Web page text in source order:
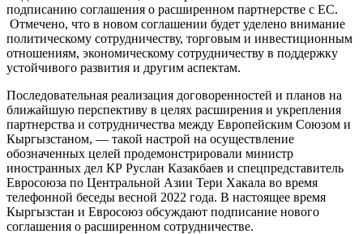
подписанию соглашения о расширенном партнерстве с ЕС.
Отмечено, что в новом соглашении будет уделено внимание
политическому сотрудничеству, торговым и инвестиционным
отношениям, экономическому сотрудничеству в поддержку
устойчивого развития и другим аспектам.
Последовательная реализация договоренностей и планов на
ближайшую перспективу в целях расширения и укрепления
партнерства и сотрудничества между Европейским Союзом и
Кыргызстаном, — такой настрой на осуществление
обозначенных целей продемонстрировали министр
иностранных дел КР Руслан Казакбаев и спецпредставитель
Евросоюза по Центральной Азии Тери Хакала во время
телефонной беседы весной 2022 года. В настоящее время
Кыргызстан и Евросоюз обсуждают подписание нового
соглашения о расширенном сотрудничестве.